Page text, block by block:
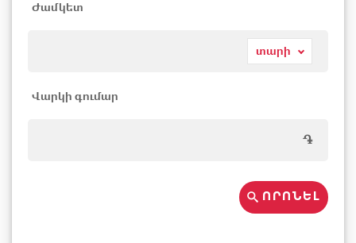
Ժամկետ
տարի
Վարկի գումար
֏
ՈՐՈՆԵԼ